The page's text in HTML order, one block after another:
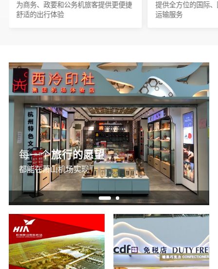
为商务、政要和公务机旅客提供更便捷
舒适的出行体验
提供全方位的国际
运输服务
每一个旅行的愿望
都能在萧山机场实现